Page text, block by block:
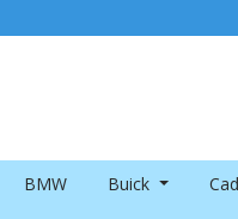
BMW Buick